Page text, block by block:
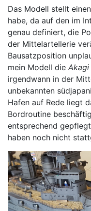
Das Modell stellt
habe, da auf den im
genau definiert, die
der Mittelartellerie
Bausatzposition
mein Modell die Akagi
irgendwann in der
unbekannten
Hafen auf Rede liegt
Bordroutine
entsprechend
haben noch nicht